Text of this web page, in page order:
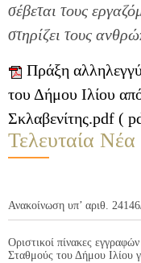
σέβεται τους
στηρίζει τους
Πράξη
του Δήμου Ιλίου
Σκλαβενίτης.pdf (
Τελευταία Νέα
Ανακοίνωση υπ’ αριθ.
Οριστικοί πίνακες
Σταθμούς του Δήμου Ιλίου